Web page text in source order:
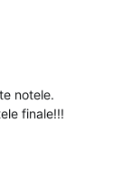
notele.
finale!!!